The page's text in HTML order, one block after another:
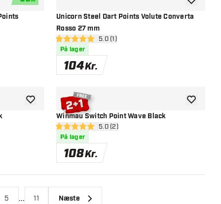
tilføje til ønskeliste
Unicorn Steel Dart Points Volute Converta
Rosso 27 mm
åbn anmeldelsespanel
5 bedømmelsesstjerner
5.0 (1)
På lager
104Kr.
tilføje til
tilføje til ønskeliste
Winmau Switch Point Wave Black
åbn anmeldelsespanel
5 bedømmelsesstjerner
5.0 (2)
På lager
108Kr.
tilføje til
5 ... 11 Næste